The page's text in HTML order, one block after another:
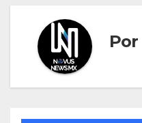
Por